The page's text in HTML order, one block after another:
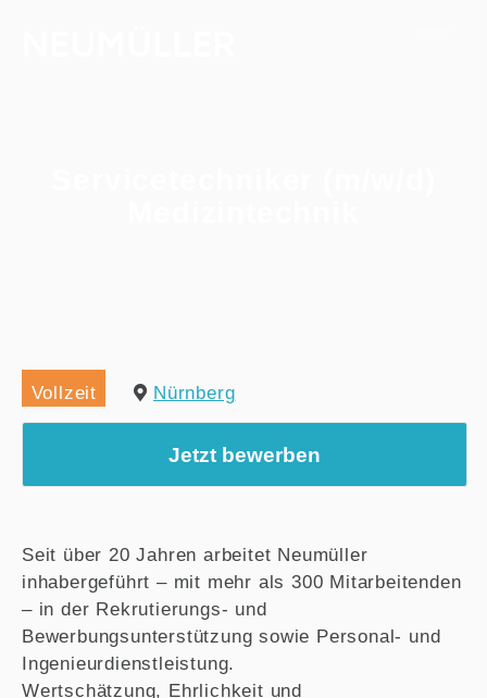
Vollzeit Nürnberg
Jetzt bewerben
Seit über 20 Jahren arbeitet Neumüller
inhabergeführt – mit mehr als 300 Mitarbeitenden
– in der Rekrutierungs- und
Bewerbungsunterstützung sowie Personal- und
Ingenieurdienstleistung.
Wertschätzung, Ehrlichkeit und